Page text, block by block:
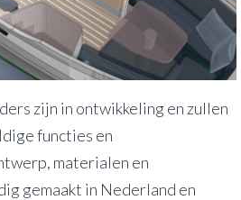
zijn in ontwikkeling en zullen
functies en
materialen en
gemaakt in Nederland en